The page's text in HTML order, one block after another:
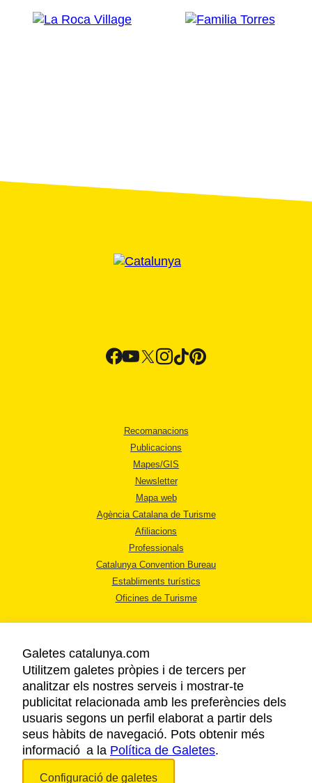
Recomanacions
Publicacions
Mapes/GIS
Newsletter
Mapa web
Agència Catalana de Turisme
Afiliacions
Professionals
Catalunya Convention Bureau
Establiments turístics
Oficines de Turisme
AVÍS LEGAL
POLÍTICA DE PRIVACITAT
COOKIES
ACCESSIBILITAT
Galetes catalunya.com
Utilitzem galetes pròpies i de tercers per
analitzar els nostres serveis i mostrar-te
publicitat relacionada amb les preferències dels
usuaris segons un perfil elaborat a partir dels
seus hàbits de navegació. Pots obtenir més
informació a la Política de Galetes.
Configuració de galetes